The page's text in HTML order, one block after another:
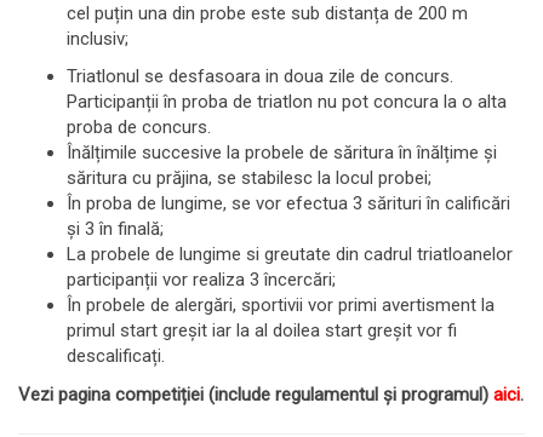
cel puțin una din probe este sub distanța de 200 m
inclusiv;
Triatlonul se desfasoara in doua zile de concurs.
Participanții în proba de triatlon nu pot concura la o alta
proba de concurs.
Înălțimile succesive la probele de săritura în înălțime și
săritura cu prăjina, se stabilesc la locul probei;
În proba de lungime, se vor efectua 3 sărituri în calificări
și 3 în finală;
La probele de lungime si greutate din cadrul triatloanelor
participanții vor realiza 3 încercări;
În probele de alergări, sportivii vor primi avertisment la
primul start greșit iar la al doilea start greșit vor fi
descalificați.
Vezi pagina competiției (include regulamentul și programul) aici.